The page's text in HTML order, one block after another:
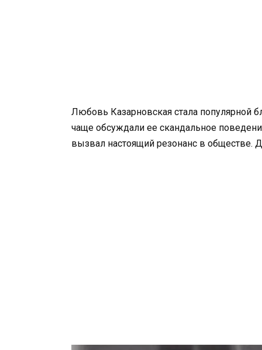
Любовь Казарновская стала популярной
чаще обсуждали ее скандальное
вызвал настоящий резонанс в обществе.